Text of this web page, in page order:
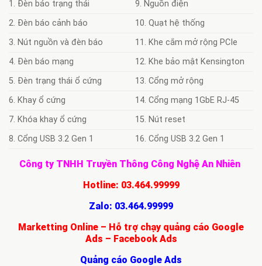
1. Đèn báo trạng thái
9. Nguồn điện
2. Đèn báo cảnh báo
10. Quạt hệ thống
3. Nút nguồn và đèn báo
11. Khe cắm mở rộng PCIe
4. Đèn báo mạng
12. Khe bảo mật Kensington
5. Đèn trạng thái ổ cứng
13. Cổng mở rộng
6. Khay ổ cứng
14. Cổng mạng 1GbE RJ-45
7. Khóa khay ổ cứng
15. Nút reset
8. Cổng USB 3.2 Gen 1
16. Cổng USB 3.2 Gen 1
Công ty TNHH Truyền Thông Công Nghệ An Nhiên
Hotline: 03.464.99999
Zalo: 03.464.99999
Marketting Online – Hỗ trợ chạy quảng cáo Google
Ads – Facebook Ads
Quảng cáo Google Ads